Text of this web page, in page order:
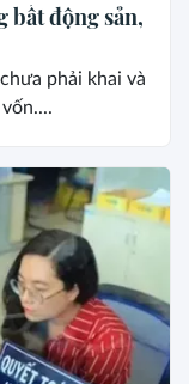
bất động sản,
phải khai và